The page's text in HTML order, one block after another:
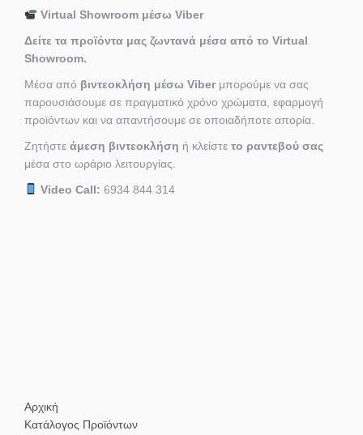
Virtual Showroom μέσω Viber
Δείτε τα προϊόντα μας ζωντανά μέσα από το Virtual
Showroom.
Μέσα από βιντεοκλήση μέσω Viber μπορούμε να σας
παρουσιάσουμε σε πραγματικό χρόνο χρώματα, εφαρμογή
προϊόντων και να απαντήσουμε σε οποιαδήποτε απορία.
Ζητήστε άμεση βιντεοκλήση ή κλείστε το ραντεβού σας
μέσα στο ωράριο λειτουργίας.
Video Call: 6934 844 314
Αρχική
Κατάλογος Προϊόντων